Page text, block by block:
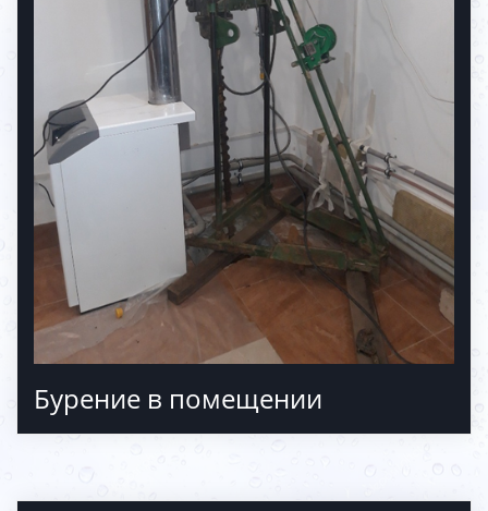
Бурение в помещении